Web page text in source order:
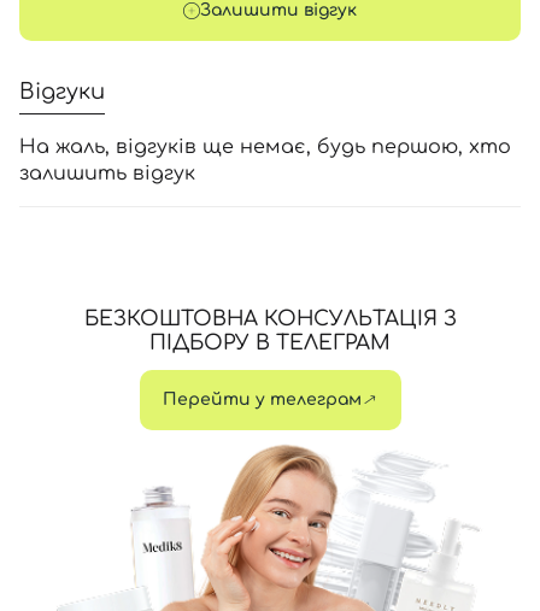
Залишити відгук
Відгуки
На жаль, відгуків ще немає, будь першою, хто
залишить відгук
БЕЗКОШТОВНА КОНСУЛЬТАЦІЯ З
ПІДБОРУ В ТЕЛЕГРАМ
Перейти у телеграм